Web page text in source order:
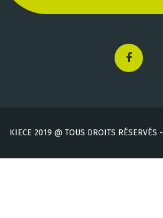
KIECE 2019 @ TOUS DROITS RÉSERVÉS -